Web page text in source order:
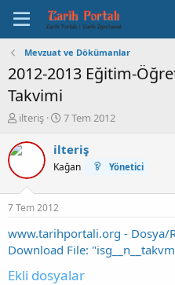
Mevzuat ve Dökümanlar
2012-2013 Eğitim-
Takvimi
K
n
b
u
u
b
a
l
a
ilteriş
B
ş
a
ç
t
a
r
7 Tem 2012
ilteriş
Kağan Yönetici
7 Tem 2012
www.tarihportali.org - Dosya/
Download File:
Ekli dosyalar